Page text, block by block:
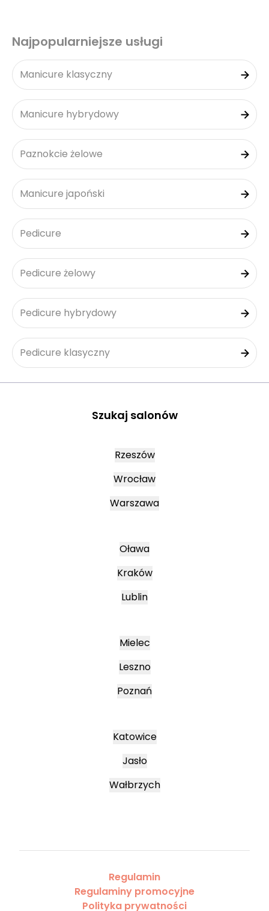
Najpopularniejsze usługi
Manicure klasyczny
Manicure hybrydowy
Paznokcie żelowe
Manicure japoński
Pedicure
Pedicure żelowy
Pedicure hybrydowy
Pedicure klasyczny
Szukaj salonów
Rzeszów
Wrocław
Warszawa
Oława
Kraków
Lublin
Mielec
Leszno
Poznań
Katowice
Jasło
Wałbrzych
Regulamin
Regulaminy promocyjne
Polityka prywatności